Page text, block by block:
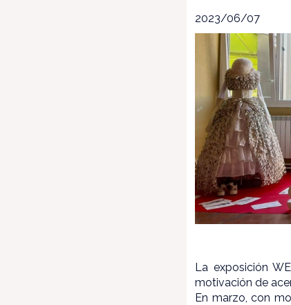
2023/06/07
La exposición
motivación de
En marzo, con